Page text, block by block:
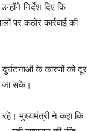
निर्देश दिए कि
पर कठोर कार्रवाई की
दुर्घटनाओं के कारणों को दूर
जा सके।
रहे। मुख्यमंत्री ने कहा कि